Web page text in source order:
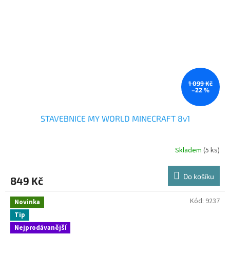
1 099 Kč
–22 %
STAVEBNICE MY WORLD MINECRAFT 8v1
Skladem (5 ks)
849 Kč Do košíku
Novinka
Tip
Nejprodávanější
Kód: 9237